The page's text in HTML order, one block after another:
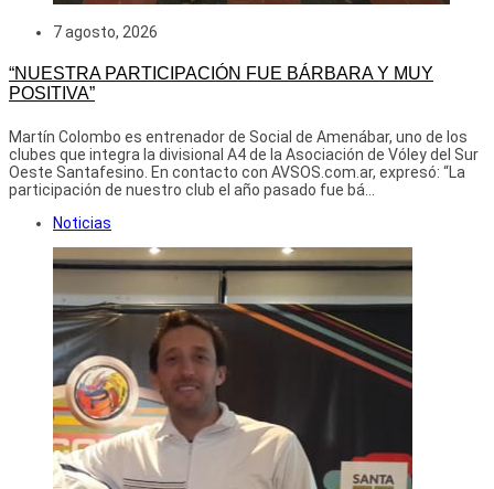
7 agosto, 2026
“NUESTRA PARTICIPACIÓN FUE BÁRBARA Y MUY
POSITIVA”
Martín Colombo es entrenador de Social de Amenábar, uno de los
clubes que integra la divisional A4 de la Asociación de Vóley del Sur
Oeste Santafesino. En contacto con AVSOS.com.ar, expresó: “La
participación de nuestro club el año pasado fue bá...
Noticias